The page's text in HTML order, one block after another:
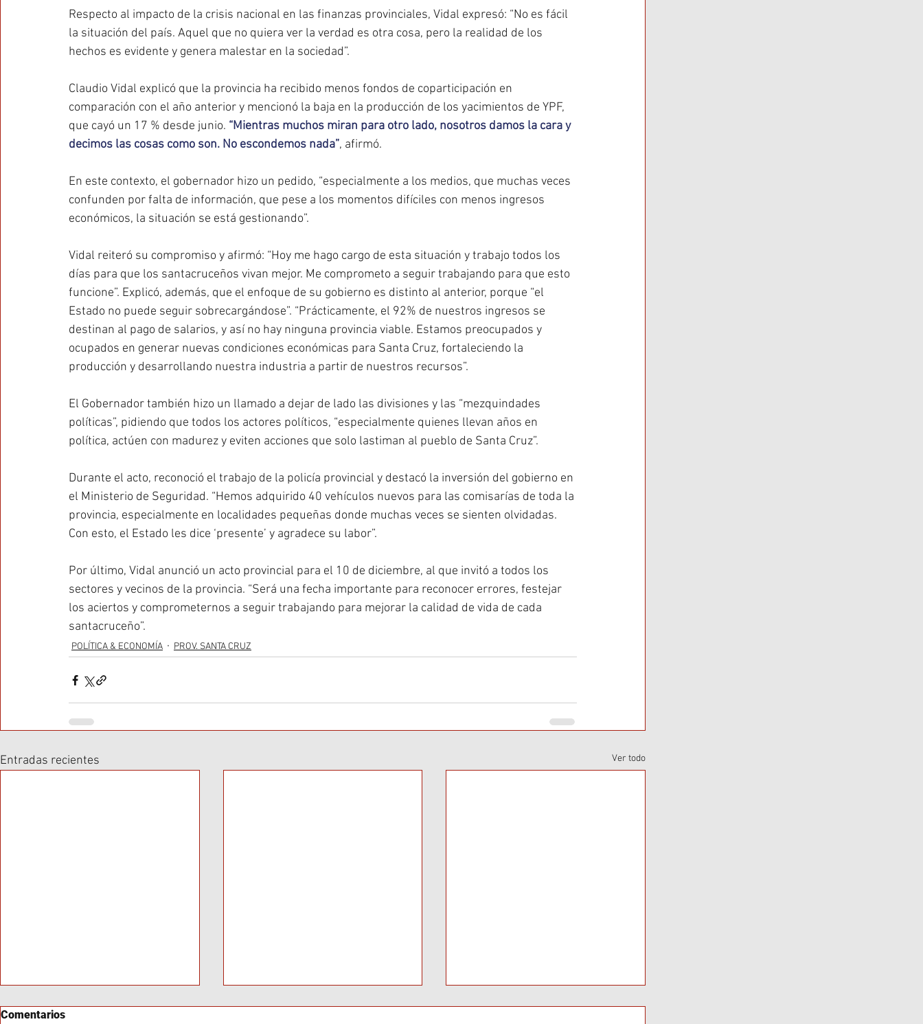
Respecto al impacto de la crisis nacional en las finanzas provinciales, Vidal expresó: “No es fácil
la situación del país. Aquel que no quiera ver la verdad es otra cosa, pero la realidad de los
hechos es evidente y genera malestar en la sociedad”.
Claudio Vidal explicó que la provincia ha recibido menos fondos de coparticipación en
comparación con el año anterior y mencionó la baja en la producción de los yacimientos de YPF,
que cayó un 17 % desde junio. “Mientras muchos miran para otro lado, nosotros damos la cara y
decimos las cosas como son. No escondemos nada”, afirmó.
En este contexto, el gobernador hizo un pedido, “especialmente a los medios, que muchas veces
confunden por falta de información, que pese a los momentos difíciles con menos ingresos
económicos, la situación se está gestionando”.
Vidal reiteró su compromiso y afirmó: “Hoy me hago cargo de esta situación y trabajo todos los
días para que los santacruceños vivan mejor. Me comprometo a seguir trabajando para que esto
funcione”. Explicó, además, que el enfoque de su gobierno es distinto al anterior, porque “el
Estado no puede seguir sobrecargándose”. “Prácticamente, el 92% de nuestros ingresos se
destinan al pago de salarios, y así no hay ninguna provincia viable. Estamos preocupados y
ocupados en generar nuevas condiciones económicas para Santa Cruz, fortaleciendo la
producción y desarrollando nuestra industria a partir de nuestros recursos”.
El Gobernador también hizo un llamado a dejar de lado las divisiones y las “mezquindades
políticas”, pidiendo que todos los actores políticos, “especialmente quienes llevan años en
política, actúen con madurez y eviten acciones que solo lastiman al pueblo de Santa Cruz”.
Durante el acto, reconoció el trabajo de la policía provincial y destacó la inversión del gobierno en
el Ministerio de Seguridad. “Hemos adquirido 40 vehículos nuevos para las comisarías de toda la
provincia, especialmente en localidades pequeñas donde muchas veces se sienten olvidadas.
Con esto, el Estado les dice ‘presente’ y agradece su labor”.
Por último, Vidal anunció un acto provincial para el 10 de diciembre, al que invitó a todos los
sectores y vecinos de la provincia. “Será una fecha importante para reconocer errores, festejar
los aciertos y comprometernos a seguir trabajando para mejorar la calidad de vida de cada
santacruceño”.
POLÍTICA & ECONOMÍA PROV. SANTA CRUZ
Entradas recientes Ver todo
Comentarios